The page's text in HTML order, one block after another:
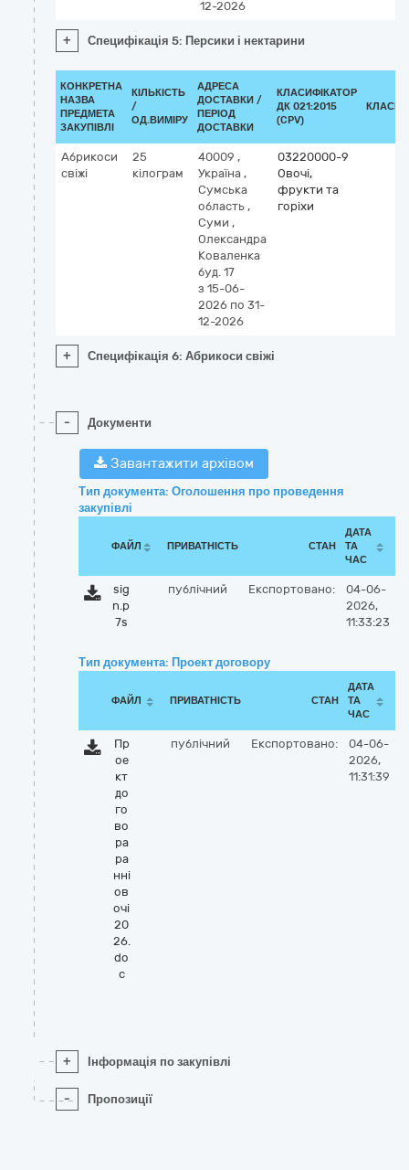
12-2026
+ Специфікація 5: Персики і нектарини
КОНКРЕТНА
НАЗВА
ПРЕДМЕТА
ЗАКУПІВЛІ
КІЛЬКІСТЬ
/
ОД.ВИМІРУ
АДРЕСА
ДОСТАВКИ /
ПЕРІОД
ДОСТАВКИ
КЛАСИФІКАТОР
ДК 021:2015
(CPV)
Абрикоси
свіжі
25
кілограм
40009 ,
Україна ,
Сумська
область ,
Суми ,
Олександра
Коваленка
буд. 17
з 15-06-
2026 по 31-
12-2026
03220000-9
Овочі,
фрукти та
горіхи
+ Специфікація 6: Абрикоси свіжі
- Документи
Завантажити архівом
Тип документа: Оголошення про проведення
закупівлі
ФАЙЛ ПРИВАТНІСТЬ СТАН
ДАТА
ТА
ЧАС
sig
n.p
7s
публічний Експортовано:
04-06-
2026,
11:33:23
Тип документа: Проект договору
ФАЙЛ ПРИВАТНІСТЬ СТАН
ДАТА
ТА
ЧАС
Пр
ое
кт
до
го
во
ра
ра
нні
ов
очі
20
26.
do
c
публічний Експортовано:
04-06-
2026,
11:31:39
+ Інформація по закупівлі
- Пропозиції